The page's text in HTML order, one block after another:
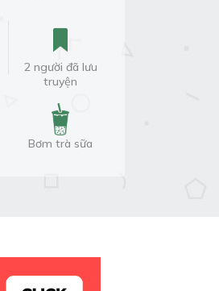
2 người đã lưu
truyện
Bơm trà sữa